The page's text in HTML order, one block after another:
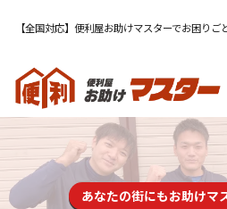
【全国対応】便利屋お助けマスターでお困りご
あなたの街にもお助けマ